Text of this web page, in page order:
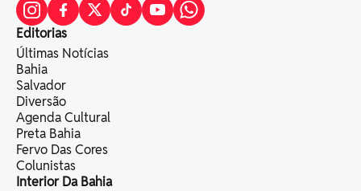
Editorias
Últimas Notícias
Bahia
Salvador
Diversão
Agenda Cultural
Preta Bahia
Fervo Das Cores
Colunistas
Interior Da Bahia